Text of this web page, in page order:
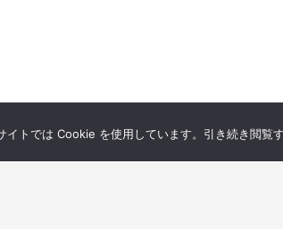
トでは Cookie を使用しています。引き続き閲覧